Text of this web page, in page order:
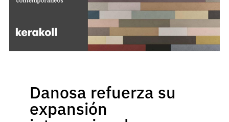
Danosa refuerza su
expansión